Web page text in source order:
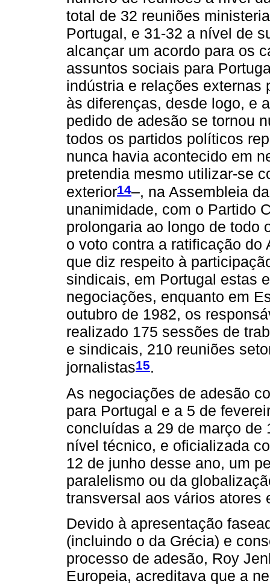
total de 32 reuniões
Portugal, e 31-32 a nível de
alcançar um acordo para os
assuntos sociais para
indústria e relações externas
às diferenças, desde logo, e
pedido de adesão se tornou
todos os partidos políticos
nunca havia acontecido em
pretendia mesmo utilizar-se
exterior14–, na Assembleia
unanimidade, com o Partido
prolongaria ao longo de todo
o voto contra a ratificação do
que diz respeito à
sindicais, em Portugal estas
negociações, enquanto em
outubro de 1982, os
realizado 175 sessões de
e sindicais, 210 reuniões
jornalistas15.
As negociações de adesão
para Portugal e a 5 de
concluídas a 29 de março
nível técnico, e oficializada
12 de junho desse ano, um
paralelismo ou da
transversal aos vários atores
Devido à apresentação
(incluindo o da Grécia) e
processo de adesão, Roy
Europeia, acreditava que a